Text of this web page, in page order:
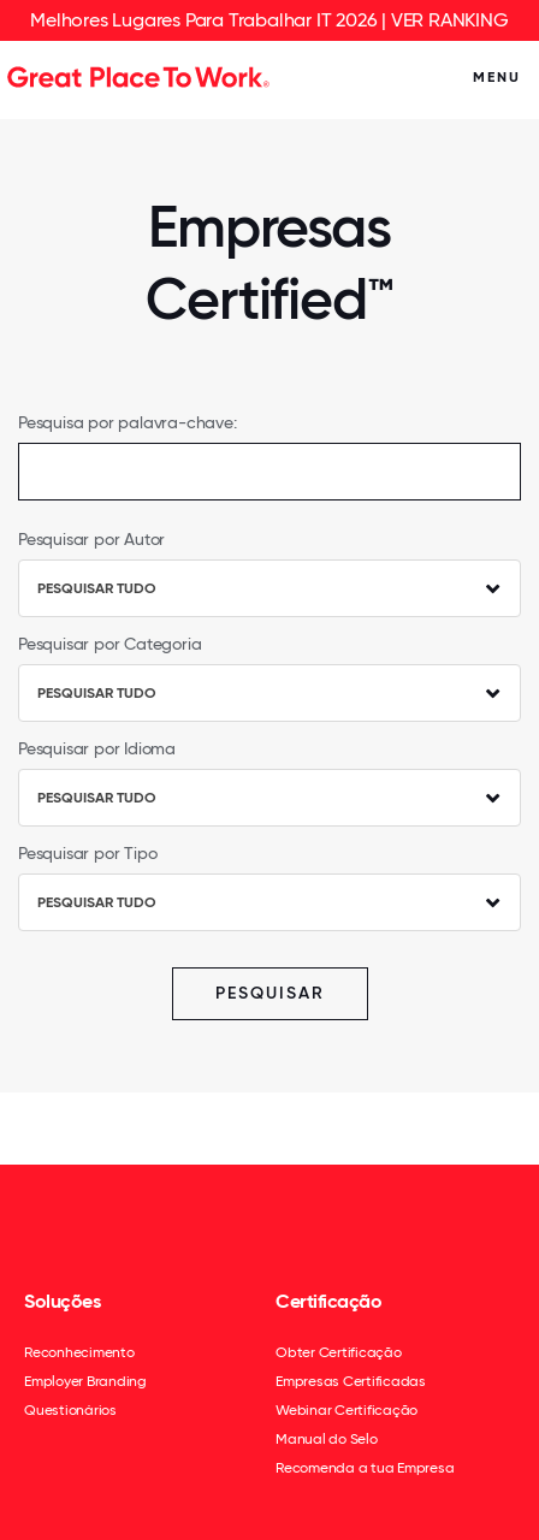
Melhores Lugares Para Trabalhar IT 2026 | VER RANKING
MENU
Empresas
Certified™
Pesquisa por palavra-chave:
Pesquisar por Autor
PESQUISAR TUDO
Pesquisar por Categoria
PESQUISAR TUDO
Pesquisar por Idioma
PESQUISAR TUDO
Pesquisar por Tipo
PESQUISAR TUDO
PESQUISAR
Soluções
Reconhecimento
Employer Branding
Questionários
Certificação
Obter Certificação
Empresas Certificadas
Webinar Certificação
Manual do Selo
Recomenda a tua Empresa